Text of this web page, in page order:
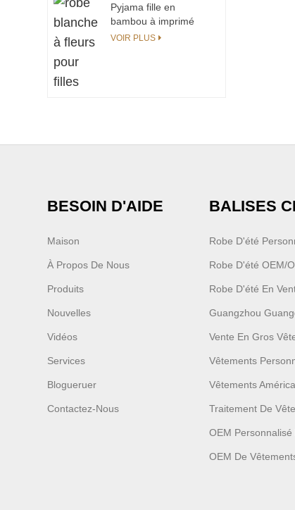
Pyjama fille en
bambou à imprimé
intégral Cutom pour
VOIR PLUS
BESOIN D'AIDE
Maison
À Propos De Nous
Produits
Nouvelles
Vidéos
Services
Blogueruer
Contactez-Nous
BALISES
Robe D'été
Robe D'été OEM/
Robe D'été En
Guangzhou
Vente En Gros
Vêtements
Vêtements
Traitement De
OEM Personnalisé
OEM De